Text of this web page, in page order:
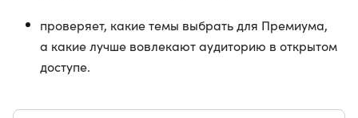
проверяет, какие темы выбрать для Премиума,
а какие лучше вовлекают аудиторию в открытом
доступе.